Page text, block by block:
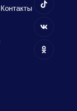
Контакты